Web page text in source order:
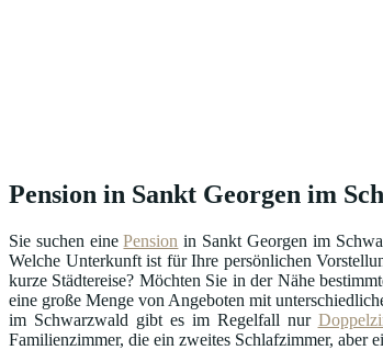
Pension in Sankt Georgen im
Sie suchen einePension in Sankt Georgen im
Welche Unterkunft ist für Ihre persönlichen
kurze Städtereise? Möchten Sie in der Nähe
eine große Menge von Angeboten mit
im Schwarzwald gibt es im Regelfall nur
Familienzimmer, die ein zweites Schlafzimmer, aber